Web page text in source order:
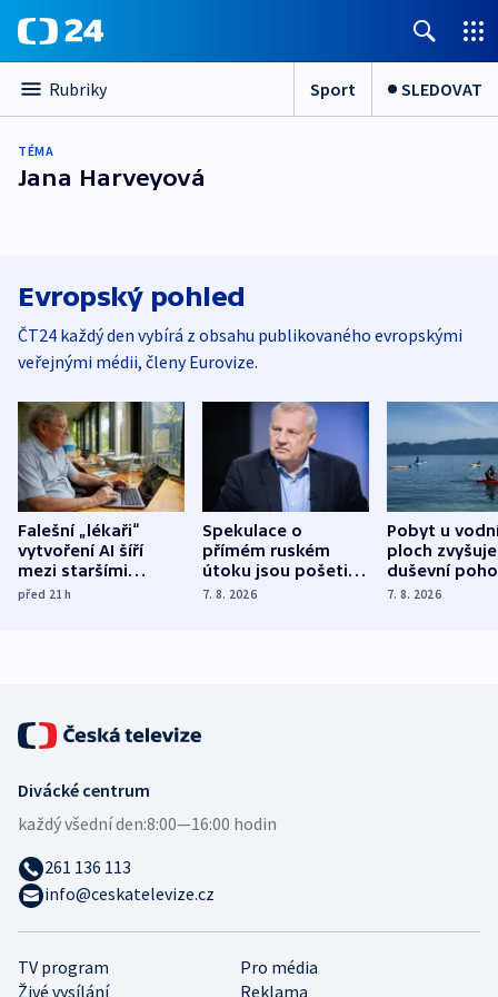
Rubriky Sport SLEDOVAT
TÉMA
Jana Harveyová
Evropský pohled
ČT24 každý den vybírá z obsahu publikovaného evropskými
veřejnými médii, členy Eurovize.
Falešní „lékaři“
vytvoření AI šíří
mezi staršími
Poláky nebezpečné
před 21h
Spekulace o
přímém ruském
útoku jsou pošetilé,
míní estonský
7. 8. 2026
Pobyt u
ploch zvyšuje
duševní
ukázala
7. 8. 2026
TV program
Pro média
Živé vysílání
Reklama
Divácké centrum
každý všední den:8:00—16:00 hodin
261 136 113
info@ceskatelevize.cz